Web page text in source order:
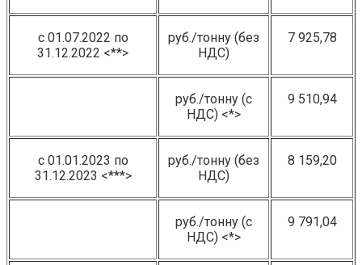
с 01.07.2022 по
31.12.2022 <**>
руб./тонну (без
НДС)
7 925,78
руб./тонну (с
НДС) <*>
9 510,94
с 01.01.2023 по
31.12.2023 <***>
руб./тонну (без
НДС)
8 159,20
руб./тонну (с
НДС) <*>
9 791,04